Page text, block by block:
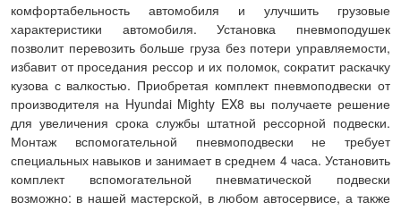
комфортабельность автомобиля и улучшить грузовые
характеристики автомобиля. Установка пневмоподушек
позволит перевозить больше груза без потери управляемости,
избавит от проседания рессор и их поломок, сократит раскачку
кузова с валкостью. Приобретая комплект пневмоподвески от
производителя на Hyundai Mighty EX8 вы получаете решение
для увеличения срока службы штатной рессорной подвески.
Монтаж вспомогательной пневмоподвески не требует
специальных навыков и занимает в среднем 4 часа. Установить
комплект вспомогательной пневматической подвески
возможно: в нашей мастерской, в любом автосервисе, а также